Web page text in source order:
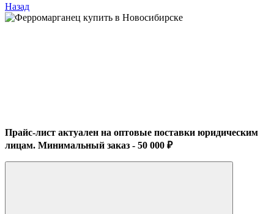
Назад
Прайс-лист актуален на оптовые поставки юридическим
лицам. Минимальный заказ - 50 000 ₽